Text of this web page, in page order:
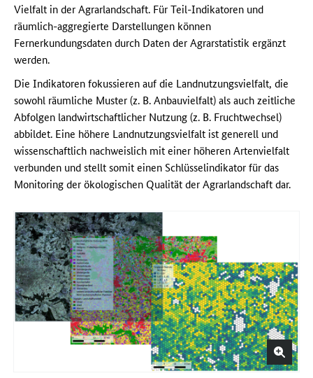
Vielfalt in der Agrarlandschaft. Für Teil-Indikatoren und
räumlich-aggregierte Darstellungen können
Fernerkundungsdaten durch Daten der Agrarstatistik ergänzt
werden.
Die Indikatoren fokussieren auf die Landnutzungsvielfalt, die
sowohl räumliche Muster (z. B. Anbauvielfalt) als auch zeitliche
Abfolgen landwirtschaftlicher Nutzung (z. B. Fruchtwechsel)
abbildet. Eine höhere Landnutzungsvielfalt ist generell und
wissenschaftlich nachweislich mit einer höheren Artenvielfalt
verbunden und stellt somit einen Schlüsselindikator für das
Monitoring der ökologischen Qualität der Agrarlandschaft dar.